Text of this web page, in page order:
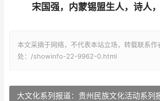
宋国强，内蒙锡盟生人，诗人
本文采摘于网络，不代表本站立场，转载联系作
处：/showinfo-22-9962-0.html
大文化系列报道：贵州民族文化活动系列